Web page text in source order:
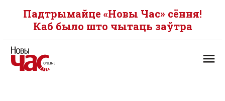
Падтрымайце «Новы Час» сёння!
Каб было што чытаць заўтра